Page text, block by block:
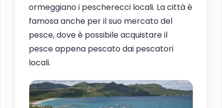
ormeggiano i pescherecci locali. La città è
famosa anche per il suo mercato del
pesce, dove è possibile acquistare il
pesce appena pescato dai pescatori
locali.